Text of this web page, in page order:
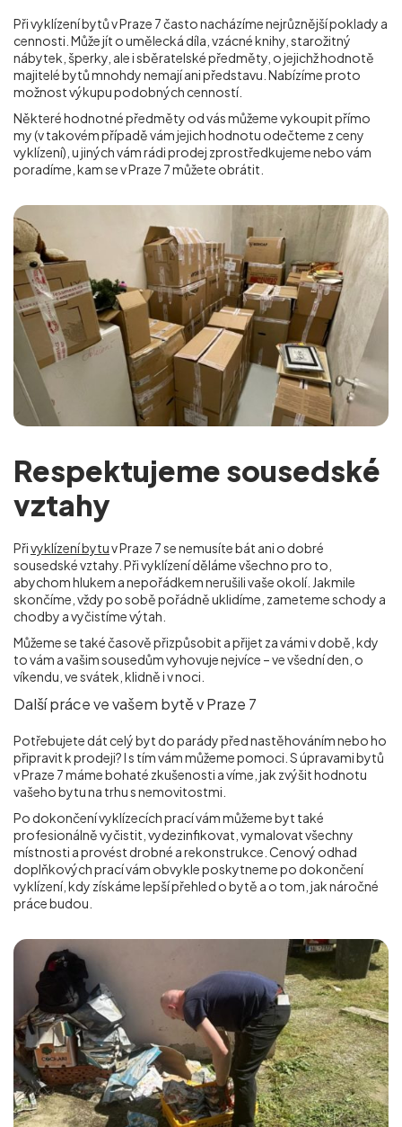
Při vyklízení bytů v Praze 7 často nacházíme nejrůznější poklady a
cennosti. Může jít o umělecká díla, vzácné knihy, starožitný
nábytek, šperky, ale i sběratelské předměty, o jejichž hodnotě
majitelé bytů mnohdy nemají ani představu. Nabízíme proto
možnost výkupu podobných cenností.
Některé hodnotné předměty od vás můžeme vykoupit přímo
my (v takovém případě vám jejich hodnotu odečteme z ceny
vyklízení), u jiných vám rádi prodej zprostředkujeme nebo vám
poradíme, kam sev Praze 7můžete obrátit.
Respektujeme sousedské
vztahy
Přivyklízení bytuv Praze 7 se nemusíte bát ani o dobré
sousedské vztahy. Při vyklízení děláme všechno pro to,
abychom hlukem a nepořádkem nerušili vaše okolí. Jakmile
skončíme, vždy po sobě pořádně uklidíme, zameteme schody a
chodby a vyčistíme výtah.
Můžeme se také časově přizpůsobit a přijet za vámi v době, kdy
to vám a vašim sousedům vyhovuje nejvíce – ve všední den, o
víkendu, ve svátek, klidně i v noci.
Další práce ve vašem bytě v Praze 7
Potřebujete dát celý byt do parády před nastěhováním nebo ho
připravit k prodeji? I s tím vám můžeme pomoci. S úpravami bytů
v Praze 7 máme bohaté zkušenosti a víme, jak zvýšit hodnotu
vašeho bytu na trhu s nemovitostmi.
Po dokončení vyklízecích prací vám můžeme byt také
profesionálně vyčistit, vydezinfikovat, vymalovat všechny
místnosti a provést drobné a rekonstrukce. Cenový odhad
doplňkových prací vám obvykle poskytneme po dokončení
vyklízení, kdy získáme lepší přehled o bytě a o tom, jak náročné
práce budou.